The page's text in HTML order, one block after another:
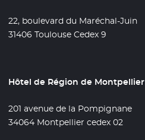
22, boulevard du Maréchal-Juin
31406 Toulouse Cedex 9
Hôtel de Région de Montpellier
201 avenue de la Pompignane
34064 Montpellier cedex 02